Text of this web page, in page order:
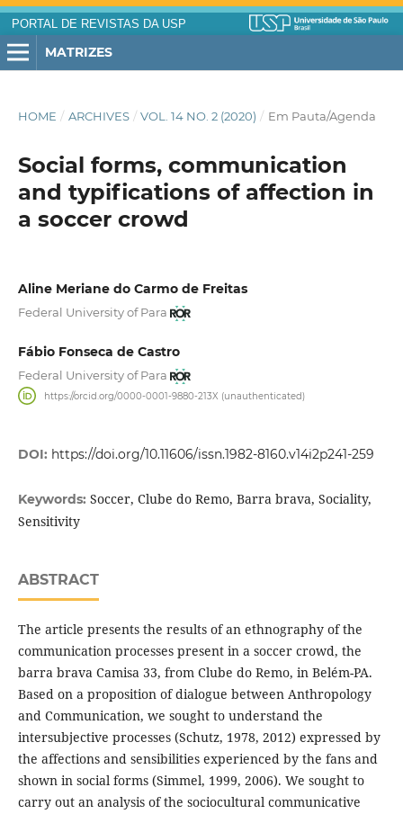
PORTAL DE REVISTAS DA USP
MATRIZES
HOME / ARCHIVES / VOL. 14 NO. 2 (2020) / Em Pauta/Agenda
Social forms, communication
and typifications of affection in
a soccer crowd
Aline Meriane do Carmo de Freitas
Federal University of Para
Fábio Fonseca de Castro
Federal University of Para
https://orcid.org/0000-0001-9880-213X (unauthenticated)
DOI: https://doi.org/10.11606/issn.1982-8160.v14i2p241-259
Keywords: Soccer, Clube do Remo, Barra brava, Sociality,
Sensitivity
ABSTRACT
The article presents the results of an ethnography of the
communication processes present in a soccer crowd, the
barra brava Camisa 33, from Clube do Remo, in Belém-PA.
Based on a proposition of dialogue between Anthropology
and Communication, we sought to understand the
intersubjective processes (Schutz, 1978, 2012) expressed by
the affections and sensibilities experienced by the fans and
shown in social forms (Simmel, 1999, 2006). We sought to
carry out an analysis of the sociocultural communicative